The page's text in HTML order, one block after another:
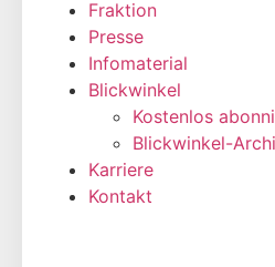
Fraktion
Presse
Infomaterial
Blickwinkel
Kostenlos
Blickwinkel-
Karriere
Kontakt